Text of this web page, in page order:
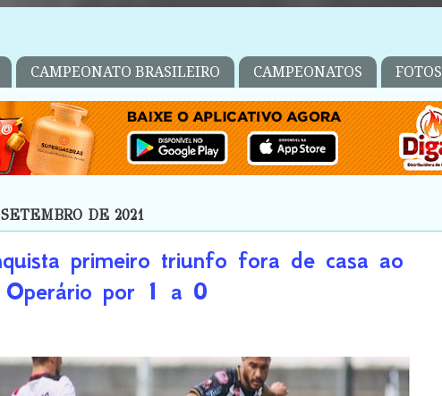
CAMPEONATO BRASILEIRO CAMPEONATOS FOTOS
DE 2021
primeiro triunfo fora de casa ao
por 1 a 0